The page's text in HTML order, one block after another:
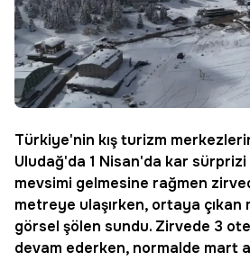
Türkiye'nin kış turizm
Uludağ'da 1 Nisan'da kar sürprizi
mevsimi gelmesine rağmen
metreye ulaşırken, ortaya çıkan
görsel şölen sundu. Zirvede 3
devam ederken, normalde mart